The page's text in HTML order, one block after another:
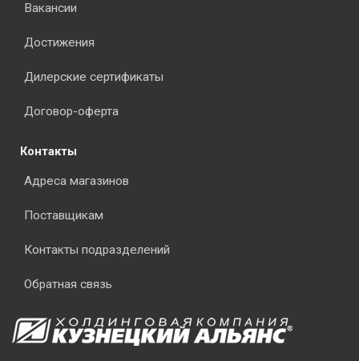
Вакансии
Достижения
Дилерские сертификаты
Договор-оферта
Контакты
Адреса магазинов
Поставщикам
Контакты подразделений
Обратная связь